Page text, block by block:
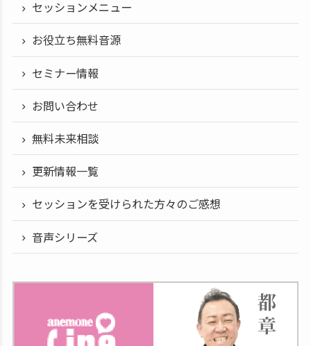
セッションメニュー
お役立ち無料音源
セミナー情報
お問い合わせ
無料未来相談
更新情報一覧
セッションを受けられた方々のご感想
音声シリーズ